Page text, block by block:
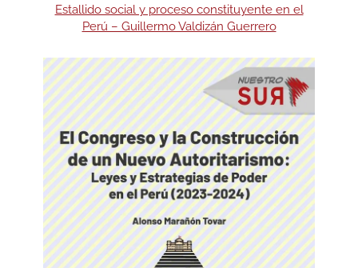
Estallido social y proceso constituyente en el
Perú – Guillermo Valdizán Guerrero